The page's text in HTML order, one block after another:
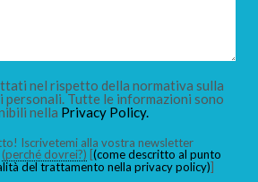
nel rispetto della normativa sulla
personali. Tutte le informazioni sono
nella Privacy Policy.
Iscrivetemi alla vostra newsletter
(perché dovrei?) [(come descritto al punto
del trattamento nella privacy policy)]